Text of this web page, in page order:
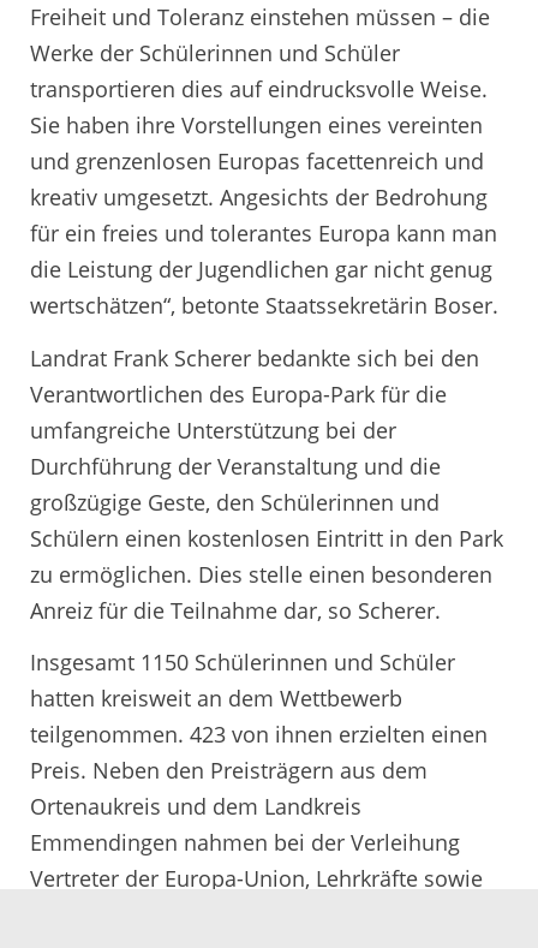
Freiheit und Toleranz einstehen müssen – die
Werke der Schülerinnen und Schüler
transportieren dies auf eindrucksvolle Weise.
Sie haben ihre Vorstellungen eines vereinten
und grenzenlosen Europas facettenreich und
kreativ umgesetzt. Angesichts der Bedrohung
für ein freies und tolerantes Europa kann man
die Leistung der Jugendlichen gar nicht genug
wertschätzen“, betonte Staatssekretärin Boser.
Landrat Frank Scherer bedankte sich bei den
Verantwortlichen des Europa-Park für die
umfangreiche Unterstützung bei der
Durchführung der Veranstaltung und die
großzügige Geste, den Schülerinnen und
Schülern einen kostenlosen Eintritt in den Park
zu ermöglichen. Dies stelle einen besonderen
Anreiz für die Teilnahme dar, so Scherer.
Insgesamt 1150 Schülerinnen und Schüler
hatten kreisweit an dem Wettbewerb
teilgenommen. 423 von ihnen erzielten einen
Preis. Neben den Preisträgern aus dem
Ortenaukreis und dem Landkreis
Emmendingen nahmen bei der Verleihung
Vertreter der Europa-Union, Lehrkräfte sowie